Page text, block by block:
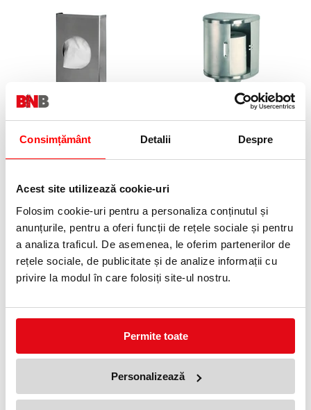
Consimțământ Detalii Despre
Acest site utilizează cookie-uri
Folosim cookie-uri pentru a personaliza conținutul și
anunțurile, pentru a oferi funcții de rețele sociale și pentru
a analiza traficul. De asemenea, le oferim partenerilor de
rețele sociale, de publicitate și de analize informații cu
privire la modul în care folosiți site-ul nostru.
Permite toate
Personalizează
Dispenser pungi igienice, inox
154,70 lei(pret cu TVA)
Dispenser rulou prosop, inox
Mediclinics
satinat, 1.5 l, Mediclinics
Anunta-ma cand revine in stoc
1499,99 lei